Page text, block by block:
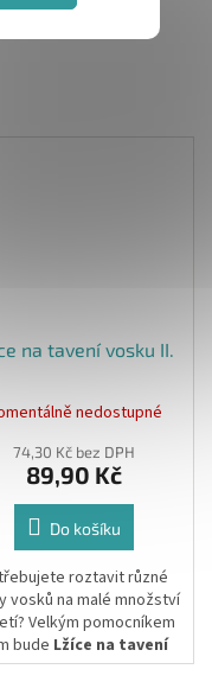
na tavení vosku II.
nedostupné
74,30 Kč bez DPH
89,90 Kč
Do košíku
roztavit různé
vosků na malé množství
Velkým pomocníkem
bude Lžíce na tavení
vosku.